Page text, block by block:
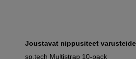
Joustavat nippusiteet
sp.tech Multistrap 10-pack